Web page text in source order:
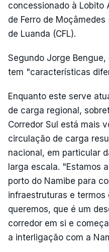
concessionado à Lobito
de Ferro de Moçâmedes
de Luanda (CFL).
Segundo Jorge
tem "características
Enquanto este serve
de carga regional,
Corredor Sul está mais
circulação de carga
nacional, em particular
larga escala. "Estamos
porto do Namibe para
infraestruturas e termos
queremos, que é um
corredor em si e
a interligação com a